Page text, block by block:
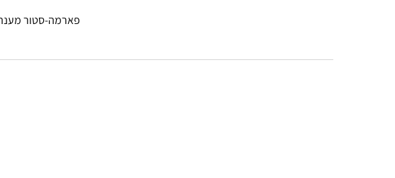
פארמה-סטור מענה טלפוני 054-555-1973 א-ה